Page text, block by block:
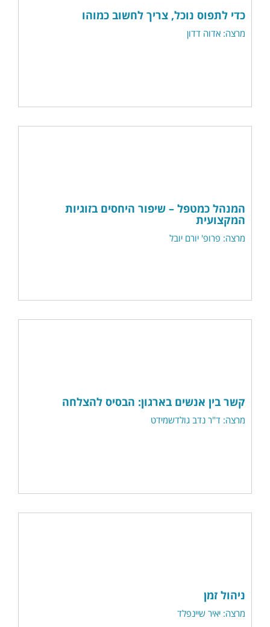
כדי לתפוס נוכל, צריך לחשוב כמוהו
מרצה: אדוה דדון
המנהל כמטפל – שיפור היחסים בזוגיות
המקצועית
מרצה: פרופ' יורם יובל
קשר בין אנשים בארגון: הבסיס להצלחה
מרצה: ד"ר נדב גולדשמידט
ניהול זמן
מרצה: יאיר שיינפלד